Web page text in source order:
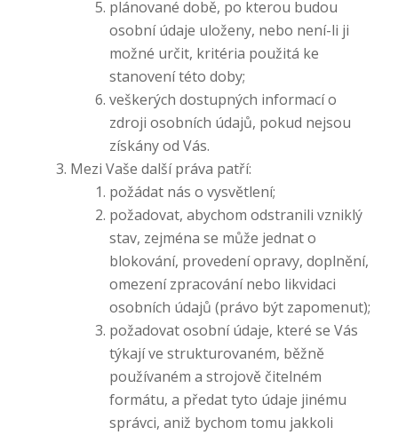
plánované době, po kterou budou
osobní údaje uloženy, nebo není-li ji
možné určit, kritéria použitá ke
stanovení této doby;
veškerých dostupných informací o
zdroji osobních údajů, pokud nejsou
získány od Vás.
Mezi Vaše další práva patří:
požádat nás o vysvětlení;
požadovat, abychom odstranili vzniklý
stav, zejména se může jednat o
blokování, provedení opravy, doplnění,
omezení zpracování nebo likvidaci
osobních údajů (právo být zapomenut);
požadovat osobní údaje, které se Vás
týkají ve strukturovaném, běžně
používaném a strojově čitelném
formátu, a předat tyto údaje jinému
správci, aniž bychom tomu jakkoli